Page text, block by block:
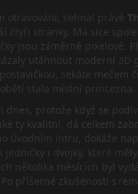
otravování, sehnal právě
stránky. Má sice
jsou záměrně
utáhnout moderní
sekáte
stala místní princezna.
protože když se
ty kvalitní, dá celkem
úvodním intru, dokáže
i dvojky, které
několika měsících byl
příšerné zkušenosti s